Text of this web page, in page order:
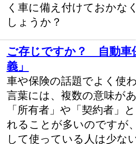
く車に備え付けておかな
しょうか？
ご存じですか？ 自動車
義」
車や保険の話題でよく使
言葉には、複数の意味が
「所有者」や「契約者」
れることが多いのですが
して使っている人は少な